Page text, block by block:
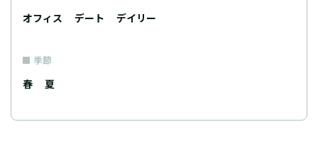
オフィス デート デイリー
季節
春 夏